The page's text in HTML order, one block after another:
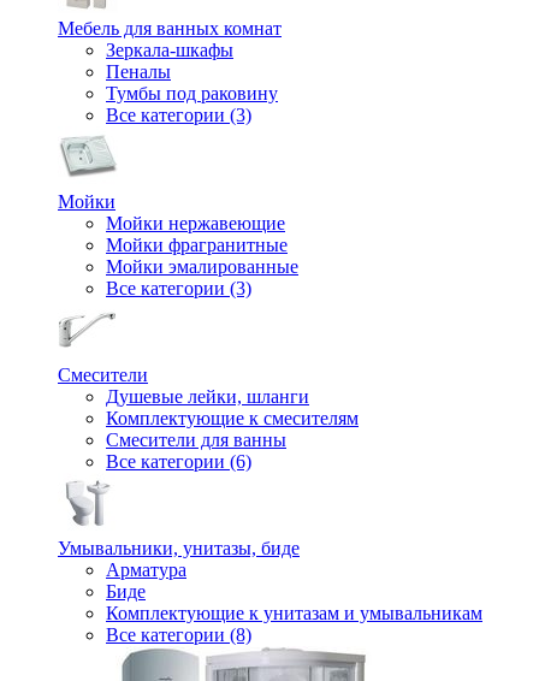
Мебель для ванных комнат
Зеркала-шкафы
Пеналы
Тумбы под раковину
Все категории (3)
Мойки
Мойки нержавеющие
Мойки фрагранитные
Мойки эмалированные
Все категории (3)
Смесители
Душевые лейки, шланги
Комплектующие к смесителям
Смесители для ванны
Все категории (6)
Умывальники, унитазы, биде
Арматура
Биде
Комплектующие к унитазам и умывальникам
Все категории (8)